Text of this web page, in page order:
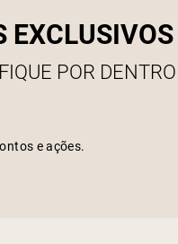
EXCLUSIVOS
POR DENTRO
e ações.